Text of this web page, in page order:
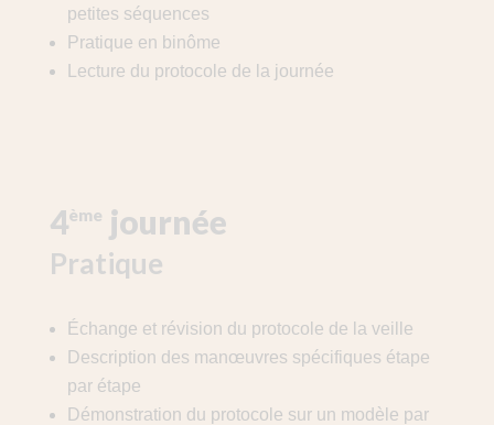
petites séquences
Pratique en binôme
Lecture du protocole de la journée
4ème journée
Pratique
Échange et révision du protocole de la veille
Description des manœuvres spécifiques étape
par étape
Démonstration du protocole sur un modèle par